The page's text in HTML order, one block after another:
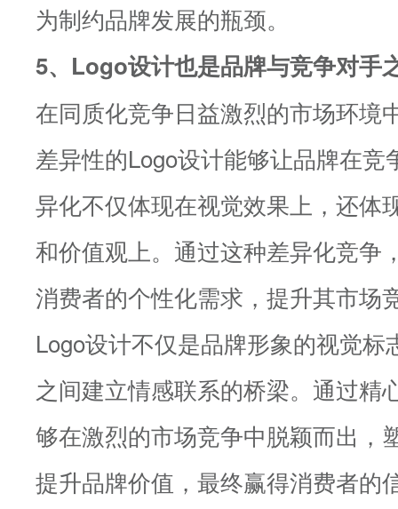
为制约品牌发展的瓶颈。
5、Logo设计也是品牌与竞争对手
在同质化竞争日益激烈的市场环境
差异性的Logo设计能够让品牌在
异化不仅体现在视觉效果上，还体
和价值观上。通过这种差异化竞争
消费者的个性化需求，提升其市场
Logo设计不仅是品牌形象的视觉
之间建立情感联系的桥梁。通过精
够在激烈的市场竞争中脱颖而出，
提升品牌价值，最终赢得消费者的